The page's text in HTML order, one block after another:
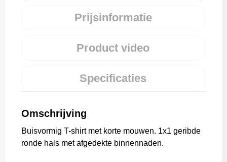
Prijsinformatie
Product video
Specificaties
Omschrijving
Buisvormig T-shirt met korte mouwen. 1x1 geribde
ronde hals met afgedekte binnennaden.